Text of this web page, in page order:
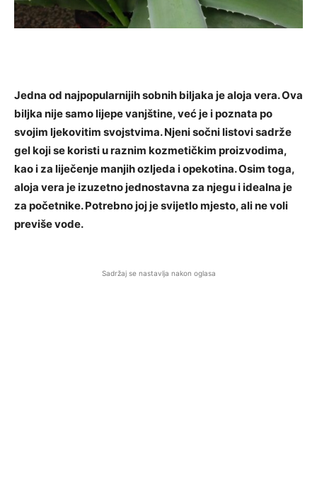
Jedna od najpopularnijih sobnih biljaka je aloja vera. Ova
biljka nije samo lijepe vanjštine, već je i poznata po
svojim ljekovitim svojstvima. Njeni sočni listovi sadrže
gel koji se koristi u raznim kozmetičkim proizvodima,
kao i za liječenje manjih ozljeda i opekotina. Osim toga,
aloja vera je izuzetno jednostavna za njegu i idealna je
za početnike. Potrebno joj je svijetlo mjesto, ali ne voli
previše vode.
Sadržaj se nastavlja nakon oglasa